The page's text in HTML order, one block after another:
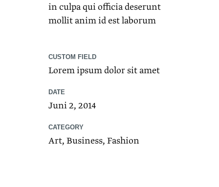
in culpa qui officia deserunt
mollit anim id est laborum
CUSTOM FIELD
Lorem ipsum dolor sit amet
DATE
Juni 2, 2014
CATEGORY
Art, Business, Fashion